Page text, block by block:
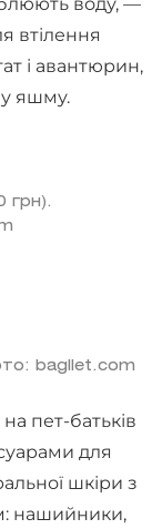
втілення
і авантюрин,
яшму.
грн).
bagllet.com
пет-батьків
для
шкіри з
нашийники,